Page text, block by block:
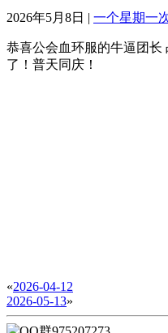
2026年5月8日 | 一个星期一
恭喜公会血环服的牛逼团长
了！普天同庆！
«2026-04-12
2026-05-13»